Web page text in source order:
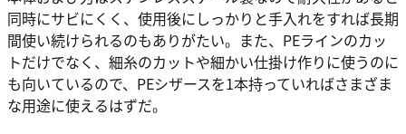
同時にサビにくく、使用後にしっかりと手入れをすれば長期
間使い続けられるのもありがたい。また、PEラインのカッ
トだけでなく、細糸のカットや細かい仕掛け作りに使うのに
も向いているので、PEシザースを1本持っていればさまざま
な用途に使えるはずだ。